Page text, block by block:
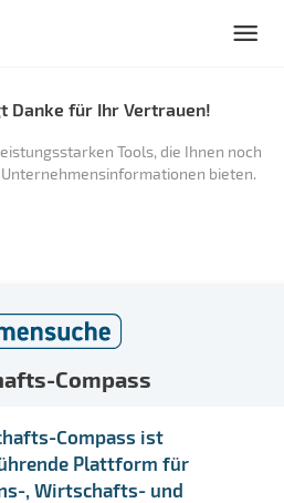
Danke für Ihr Vertrauen!
Tools, die Ihnen noch
bieten.
Compass
Compass ist
Plattform für
, Wirtschafts- und